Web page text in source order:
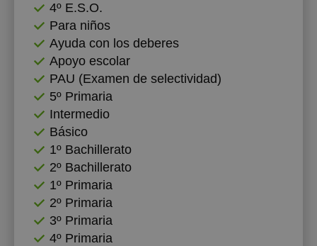
4º E.S.O.
Para niños
Ayuda con los deberes
Apoyo escolar
PAU (Examen de selectividad)
5º Primaria
Intermedio
Básico
1º Bachillerato
2º Bachillerato
1º Primaria
2º Primaria
3º Primaria
4º Primaria